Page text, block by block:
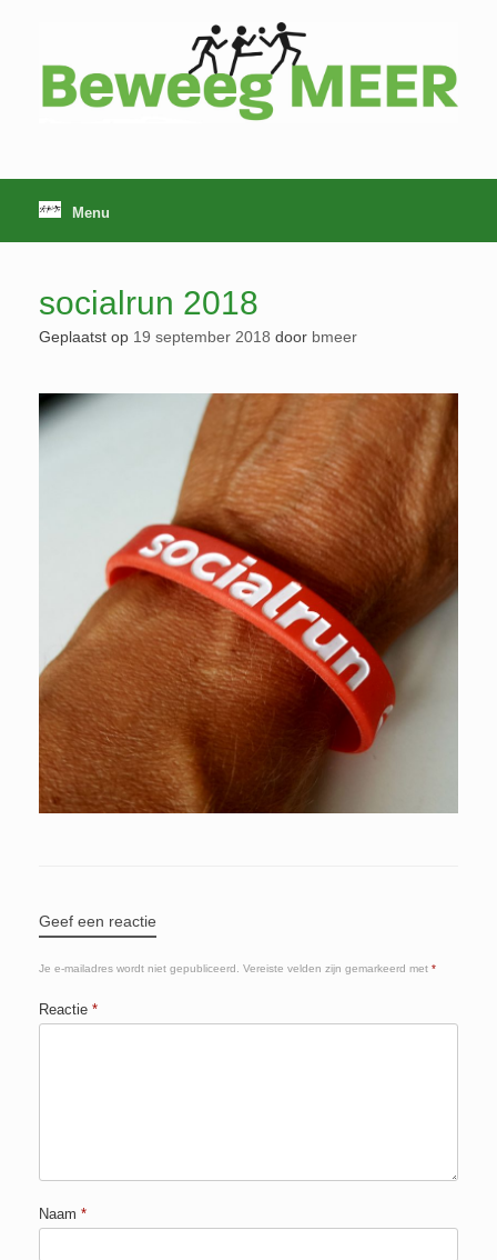
Menu
socialrun 2018
Geplaatst op 19 september 2018 door bmeer
Geef een reactie
Je e-mailadres wordt niet gepubliceerd. Vereiste velden zijn gemarkeerd met *
Reactie *
Naam *